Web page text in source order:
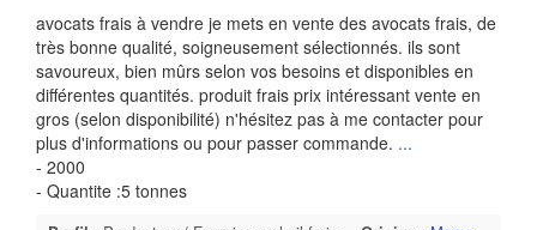
avocats frais à vendre je mets en vente des avocats frais, de
très bonne qualité, soigneusement sélectionnés. ils sont
savoureux, bien mûrs selon vos besoins et disponibles en
différentes quantités. produit frais prix intéressant vente en
gros (selon disponibilité) n'hésitez pas à me contacter pour
plus d'informations ou pour passer commande. ...
- 2000
- Quantite :5 tonnes